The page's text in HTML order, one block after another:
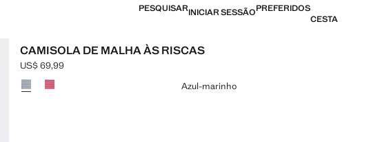
PESQUISARINICIAR SESSÃOPREFERIDOS
CESTA
CAMISOLA DE MALHA ÀS RISCAS
Preço atual [US$ 69,99 ]
US$ 69,99
Selecione uma cor
Azul-marinho